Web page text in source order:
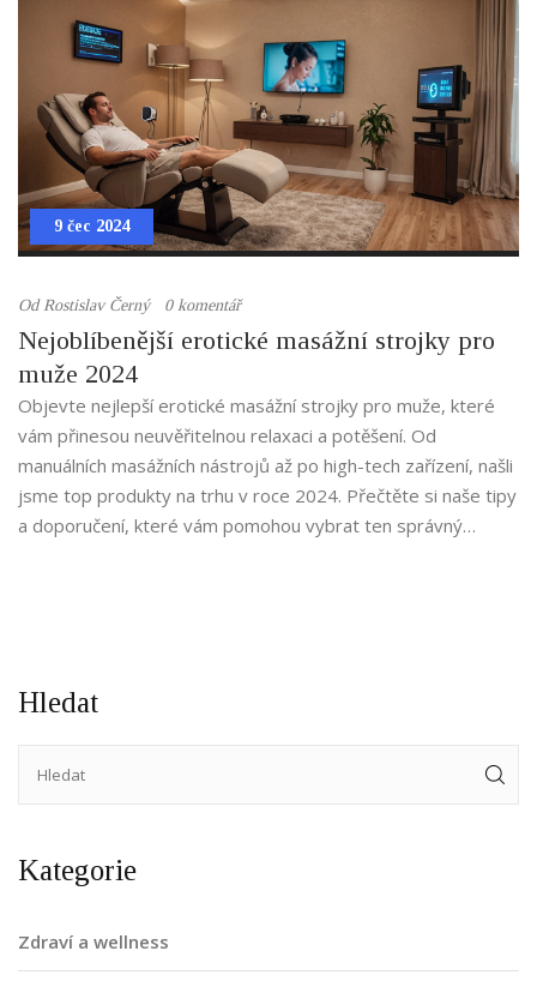
9 čec 2024
OdRostislav Černý 0 komentář
Nejoblíbenější erotické masážní strojky pro
muže 2024
Objevte nejlepší erotické masážní strojky pro muže, které
vám přinesou neuvěřitelnou relaxaci a potěšení. Od
manuálních masážních nástrojů až po high-tech zařízení, našli
jsme top produkty na trhu v roce 2024. Přečtěte si naše tipy
a doporučení, které vám pomohou vybrat ten správný
Hledat
Kategorie
Zdraví a wellness